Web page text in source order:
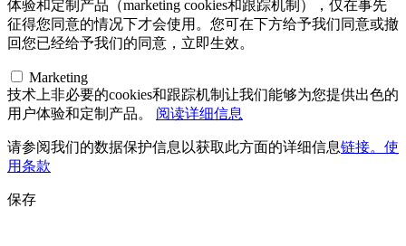
体验和定制产品（marketing cookies和跟踪机制），仅在事先
征得您同意的情况下才会使用。您可在下方给予我们同意或撤
回您已经给予我们的同意，立即生效。
Marketing
技术上非必要的cookies和跟踪机制让我们能够为您提供出色的
用户体验和定制产品。 阅读详细信息
请参阅我们的数据保护信息以获取此方面的详细信息链接。使
用条款
保存